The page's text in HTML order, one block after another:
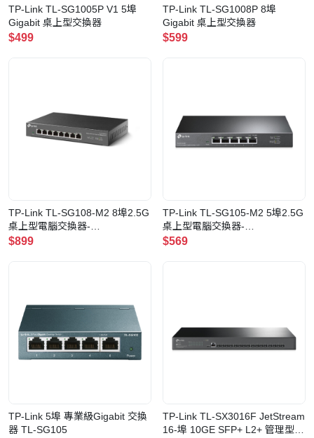
TP-Link TL-SG1005P V1 5埠
Gigabit 桌上型交換器
$499
TP-Link TL-SG1008P 8埠
Gigabit 桌上型交換器
$599
TP-Link TL-SG108-M2 8埠2.5G
桌上型電腦交換器-
SG108M2(SG108M2)
$899
TP-Link TL-SG105-M2 5埠2.5G
桌上型電腦交換器-
SG105M2(SG105M2)
$569
TP-Link 5埠 專業級Gigabit 交換
器 TL-SG105
TP-Link TL-SX3016F JetStream
16-埠 10GE SFP+ L2+ 管理型交